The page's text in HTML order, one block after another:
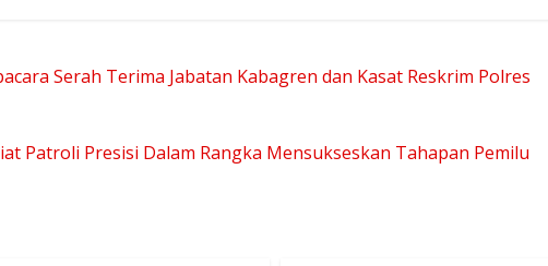
Serah Terima Jabatan Kabagren dan Kasat Reskrim Polres
Patroli Presisi Dalam Rangka Mensukseskan Tahapan Pemilu